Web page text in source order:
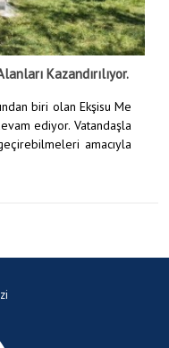
Kazandırılıyor.
biri olan Ekşisu Me
ediyor. Vatandaşla
amacıyla